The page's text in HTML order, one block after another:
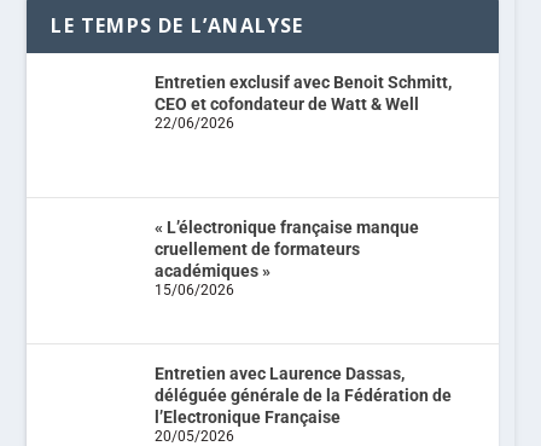
LE TEMPS DE L’ANALYSE
Entretien exclusif avec Benoit Schmitt,
CEO et cofondateur de Watt & Well
22/06/2026
« L’électronique française manque
cruellement de formateurs
académiques »
15/06/2026
Entretien avec Laurence Dassas,
déléguée générale de la Fédération de
l’Electronique Française
20/05/2026